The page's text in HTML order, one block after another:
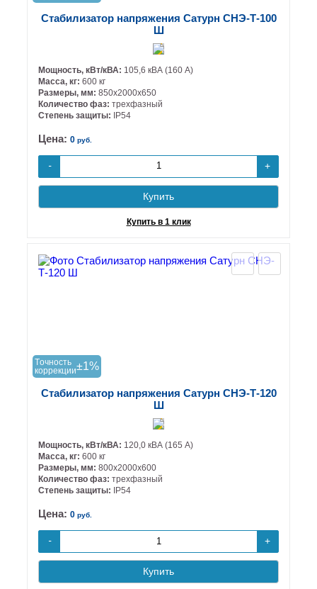
Стабилизатор напряжения Сатурн СНЭ-Т-100
Ш
Мощность, кВт/кВА: 105,6 кВА (160 А)
Масса, кг: 600 кг
Размеры, мм: 850х2000х650
Количество фаз: трехфазный
Степень защиты: IP54
Цена: 0 руб.
- +
Купить
Купить в 1 клик
Tочность
коррекции±1%
Стабилизатор напряжения Сатурн СНЭ-Т-120
Ш
Мощность, кВт/кВА: 120,0 кВА (165 А)
Масса, кг: 600 кг
Размеры, мм: 800х2000х600
Количество фаз: трехфазный
Степень защиты:
IP54
Цена: 0 руб.
- +
Купить